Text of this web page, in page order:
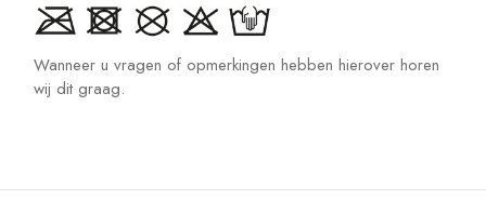
Wanneer u vragen of opmerkingen hebben hierover horen
wij dit graag.